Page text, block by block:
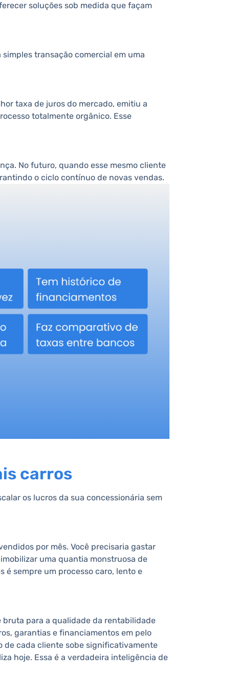
soluções sob medida que façam
transação comercial em uma
taxa de juros do mercado, emitiu a
totalmente orgânico. Esse
No futuro, quando esse mesmo cliente
o ciclo contínuo de novas vendas.
carros
os lucros da sua concessionária sem
por mês. Você precisaria gastar
uma quantia monstruosa de
é sempre um processo caro, lento e
para a qualidade da rentabilidade
garantias e financiamentos em pelo
de cada cliente sobe significativamente
hoje. Essa é a verdadeira inteligência de